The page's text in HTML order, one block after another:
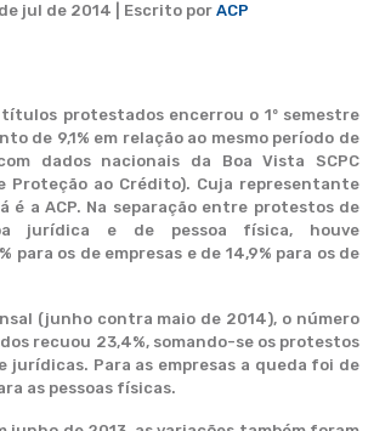
jul de 2014 | Escrito por ACP
protestados encerrou o 1º semestre
de 9,1% em relação ao mesmo período de
dados nacionais da Boa Vista SCPC
Proteção ao Crédito). Cuja representante
é a ACP. Na separação entre protestos de
jurídica e de pessoa física, houve
para os de empresas e de 14,9% para os de
(junho contra maio de 2014), o número
recuou 23,4%, somando-se os protestos
jurídicas. Para as empresas a queda foi de
as pessoas físicas.